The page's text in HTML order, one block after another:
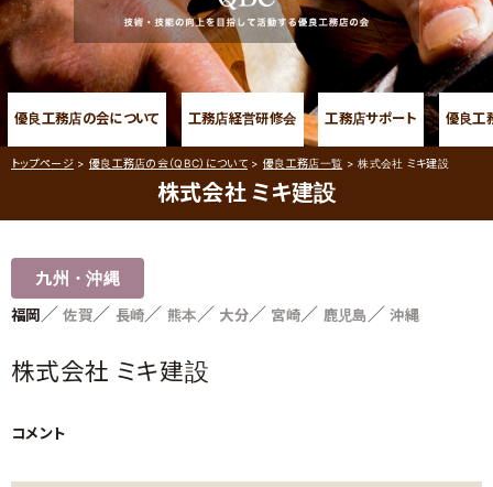
優良工務店の会 QBC
優良工務店の会 QBC
優良工務店の会 QBC について
大工志塾
コミュニケーション・プラザ
家づくりサポート
家づくりサポート
各種制度のご紹介
各種お問い合わせ
優良工務店の会について 工務店経営研修会 工務店サポート 優良工
トップページ> 優良工務店の会（QBC）について > 優良工務店一覧 >株式会社 ミキ建設
株式会社 ミキ建設
九州・沖縄
福岡 佐賀 長崎 熊本 大分 宮崎 鹿児島 沖縄
株式会社 ミキ建設
コメント